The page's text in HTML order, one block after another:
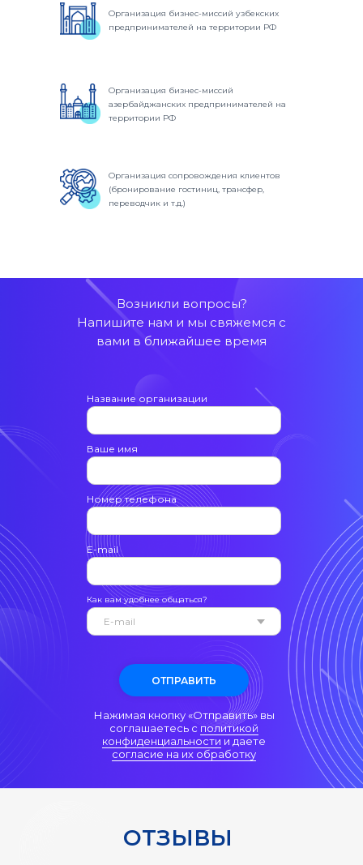
Организация бизнес-миссий узбекских
предпринимателей на территории РФ
Организация бизнес-миссий
азербайджанских предпринимателей на
территории РФ
Организация сопровождения клиентов
(бронирование гостиниц, трансфер,
переводчик и т.д.)
Название организации
Ваше имя
Номер телефона
E-mail
Как вам удобнее общаться?
ОТПРАВИТЬ
Нажимая кнопку «Отправить» вы
соглашаетесь с политикой
конфиденциальности и даете
согласие на их обработку
Возникли вопросы?
Напишите нам и мы свяжемся с
вами в ближайшее время
ОТЗЫВЫ